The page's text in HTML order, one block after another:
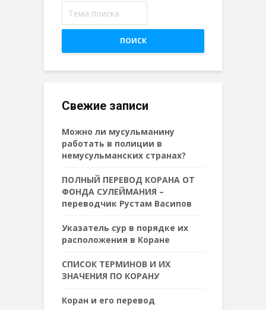
ПОИСК
Свежие записи
Можно ли мусульманину
работать в полиции в
немусульманских странах?
ПОЛНЫЙ ПЕРЕВОД КОРАНА ОТ
ФОНДА СУЛЕЙМАНИЯ –
переводчик Рустам Васипов
Указатель сур в порядке их
расположения в Коране
СПИСОК ТЕРМИНОВ И ИХ
ЗНАЧЕНИЯ ПО КОРАНУ
Коран и его перевод